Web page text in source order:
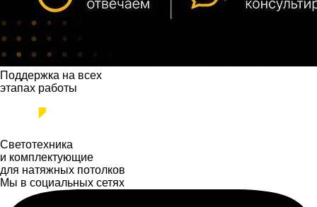
Поддержка на всех
этапах работы
Светотехника
и комплектующие
для натяжных потолков
Мы в социальных сетях